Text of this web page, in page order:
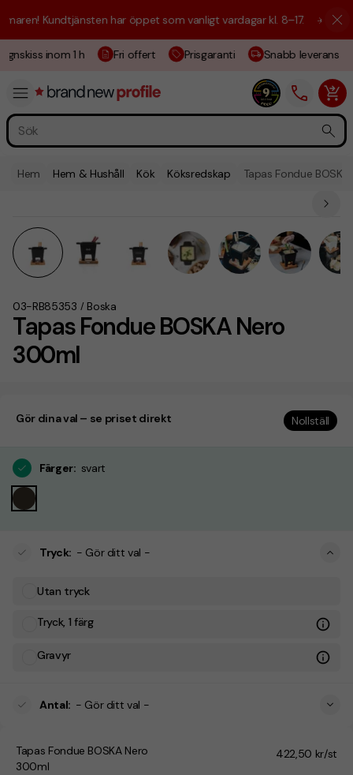
Kundtjänsten har öppet som vanligt vardagar kl. 8–17. ☀️ Vi är
inom 1 h Fri offert Prisgaranti Snabb leverans
Hem Hem & Hushåll Kök Köksredskap Tapas Fondue
Tapas Fondue BOSKA Nero
300ml
03-RB85353 / Boska
Gör dina val – se priset direkt Nollställ
Färger: svart
Tryck: - Gör ditt val -
Utan tryck
Tryck, 1 färg
Gravyr
Antal: - Gör ditt val -
Tapas Fondue BOSKA Nero
300ml
422,50 kr/st